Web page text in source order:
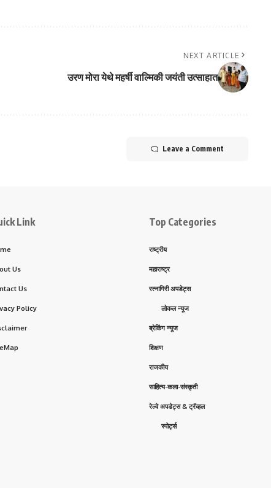
NEXT ARTICLE
उरण मोरा येथे महर्षी वाल्मिकी जयंती उत्साहात
Leave a Comment
Link
Us
Us
Policy
Top Categories
राष्ट्रीय
महाराष्ट्र
रत्नागिरी अपडेट्स
लोकल न्यूज
ब्रेकिंग न्यूज
शिक्षण
राजकीय
साहित्य-कला-संस्कृती
रेल्वे अपडेट्स & ट्रॅव्हल
स्पोर्ट्स